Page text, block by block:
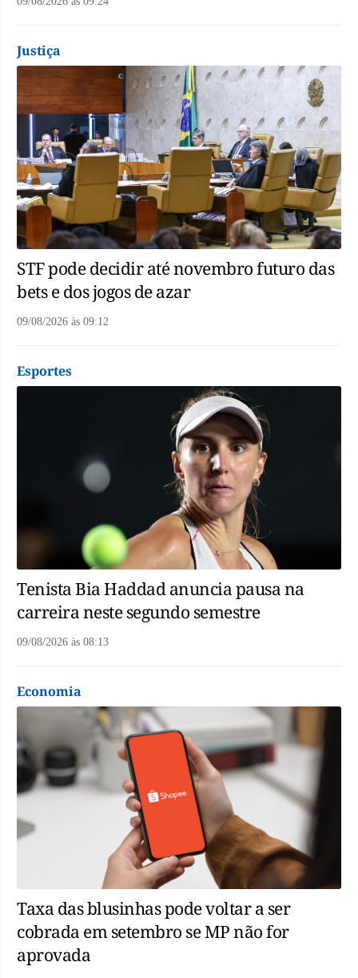
Justiça
STF pode decidir até novembro futuro das
bets e dos jogos de azar
09/08/2026 às 09:12
Esportes
Tenista Bia Haddad anuncia pausa na
carreira neste segundo semestre
09/08/2026 às 08:13
Economia
Taxa das blusinhas pode voltar a ser
cobrada em setembro se MP não for
aprovada